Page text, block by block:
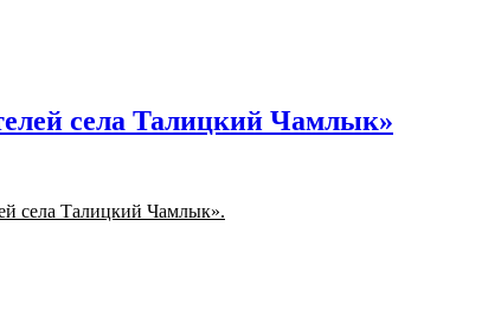
села Талицкий Чамлык»
села Талицкий Чамлык».